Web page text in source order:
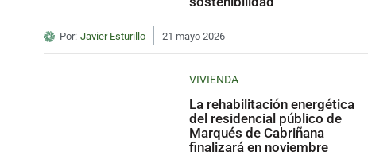
Por: Javier Esturillo 21 mayo 2026
VIVIENDA
La rehabilitación energética
del residencial público de
Marqués de Cabriñana
finalizará en noviembre